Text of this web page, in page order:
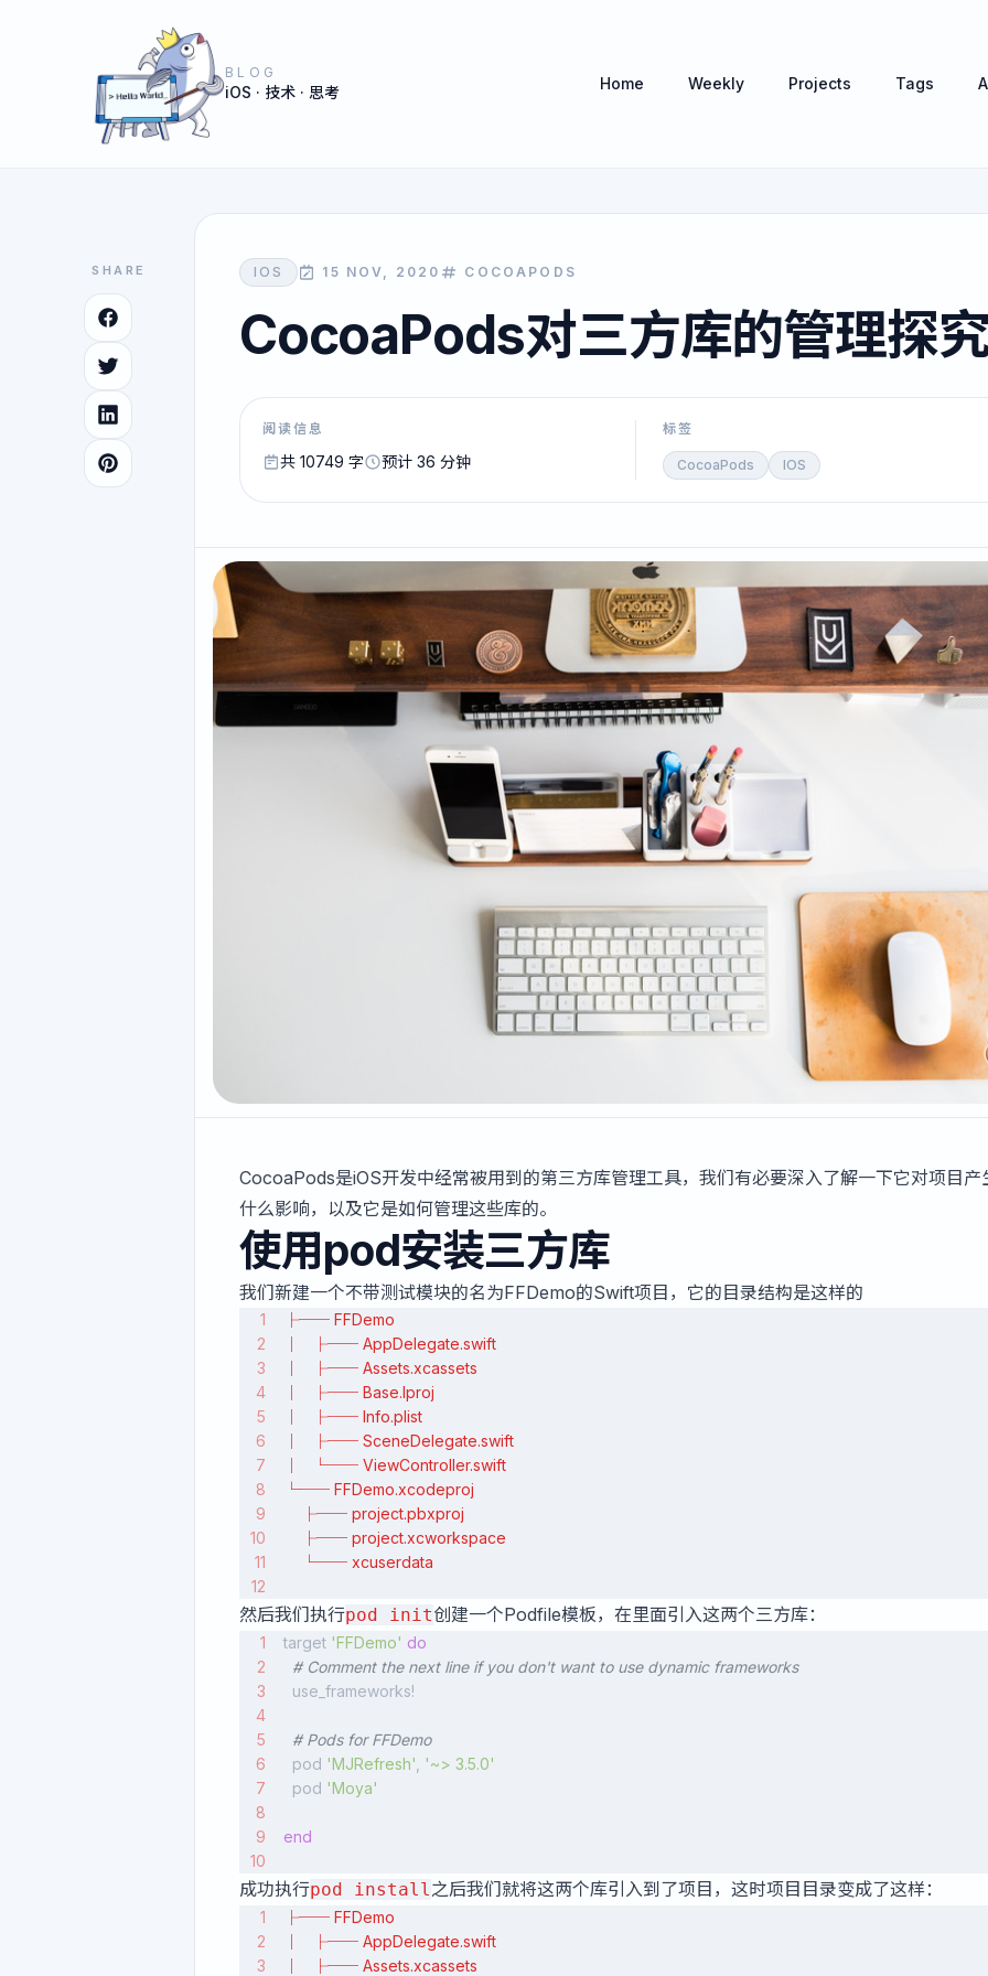
BLOG
iOS · 技术 · 思考 Home Weekly Projects Tags
SHARE IOS 15 NOV, 2020 COCOAPODS
CocoaPods对三方库的管理探
阅读信息
共 10749 字 预计 36 分钟
标签
CocoaPods IOS
CocoaPods是iOS开发中经常被用到的第三方库管理工具，我们有必要深入了解一下它对项目产
什么影响，以及它是如何管理这些库的。
使用pod安装三方库
我们新建一个不带测试模块的名为FFDemo的Swift项目，它的目录结构是这样的
├── FFDemo
│   ├── AppDelegate.swift
│   ├── Assets.xcassets
│   ├── Base.lproj
│   ├── Info.plist
│   ├── SceneDelegate.swift
│   └── ViewController.swift
└── FFDemo.xcodeproj
    ├── project.pbxproj
    ├── project.xcworkspace
    └── xcuserdata
然后我们执行pod init创建一个Podfile模板，在里面引入这两个三方库：
target 'FFDemo' do
  # Comment the next line if you don't want to use dynamic frameworks
  use_frameworks!
  # Pods for FFDemo
  pod
'MJRefresh' '~> 3.5.0'
  pod
'Moya'
end
成功执行pod install之后我们就将这两个库引入到了项目，这时项目目录变成了这样：
├── FFDemo
│   ├── AppDelegate.swift
│   ├── Assets.xcassets